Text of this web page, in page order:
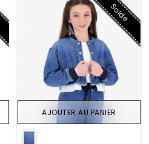
Solde
AJOUTER AU PANIER